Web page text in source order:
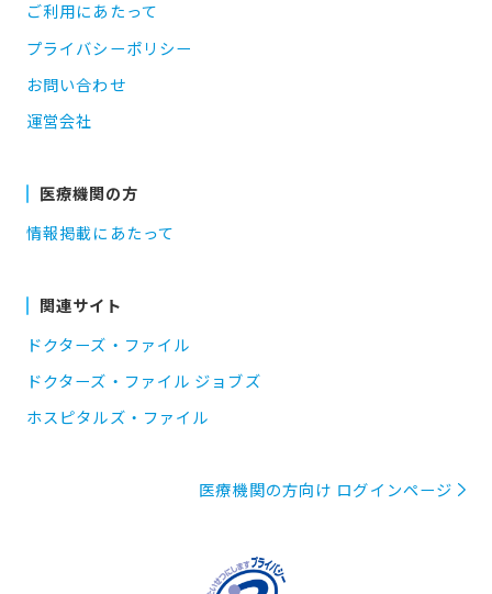
ご利用にあたって
プライバシーポリシー
お問い合わせ
運営会社
医療機関の方
情報掲載にあたって
関連サイト
ドクターズ・ファイル
ドクターズ・ファイル ジョブズ
ホスピタルズ・ファイル
医療機関の方向け ログインページ